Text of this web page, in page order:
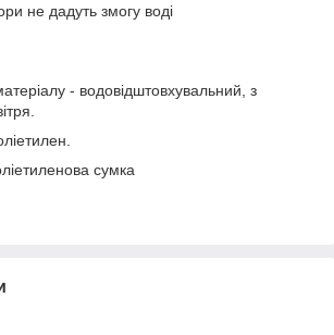
не дадуть змогу воді
- водовідштовхувальний, з
сумка